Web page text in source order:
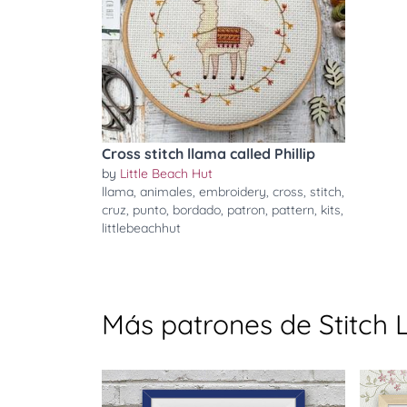
Cross stitch llama called Phillip
by Little Beach Hut
llama, animales, embroidery, cross, stitch,
cruz, punto, bordado, patron, pattern, kits,
littlebeachhut
Más patrones de Stitch